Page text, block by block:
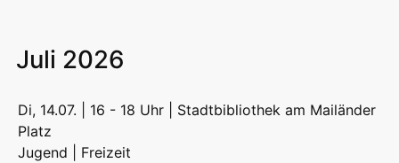
Juli 2026
Di, 14.07. | 16 - 18 Uhr | Stadtbibliothek am Mailänder
Platz
Jugend | Freizeit